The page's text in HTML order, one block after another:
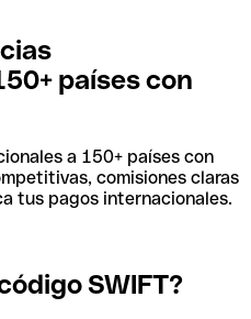
países con
a 150+ países con
comisiones claras
tus pagos internacionales.
SWIFT?